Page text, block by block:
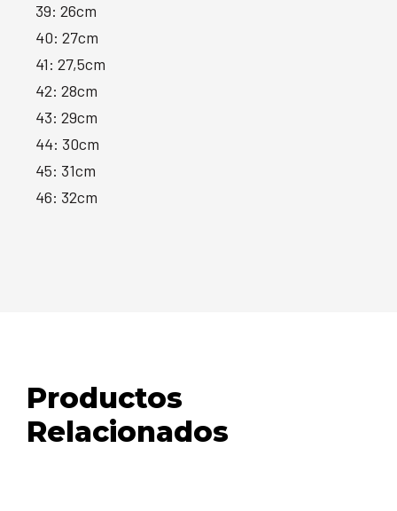
39: 26cm
40: 27cm
41: 27,5cm
42: 28cm
43: 29cm
44: 30cm
45: 31cm
46: 32cm
Productos
Relacionados